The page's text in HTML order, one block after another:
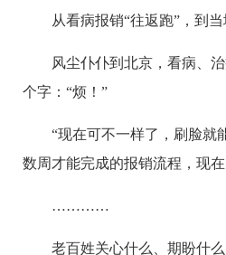
从看病报销“往返跑”，到
风尘仆仆到北京，看病、
个字：“烦！”
“现在可不一样了，刷脸就
数周才能完成的报销流程，现在
…………
老百姓关心什么、期盼什